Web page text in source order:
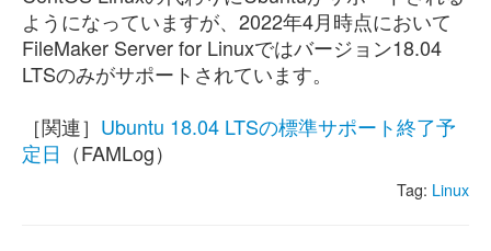
ようになっていますが、2022年4月時点において
FileMaker Server for Linuxではバージョン18.04
LTSのみがサポートされています。
［関連］ Ubuntu 18.04 LTSの標準サポート終了予
定日 （FAMLog）
Tag: Linux